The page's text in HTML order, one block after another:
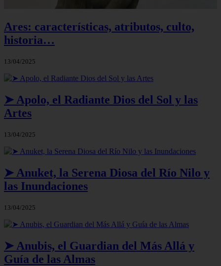
Ares: características, atributos, culto,
historia…
13/04/2025
➤ Apolo, el Radiante Dios del Sol y las
Artes
13/04/2025
➤ Anuket, la Serena Diosa del Río Nilo y
las Inundaciones
13/04/2025
➤ Anubis, el Guardian del Más Allá y
Guía de las Almas